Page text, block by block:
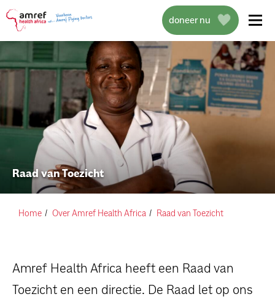
doneer nu
over amref health africa
wat we doen
projecten
help mee
dossiers
Raad van Toezicht
Home Over Amref Health Africa Raad van Toezicht
Amref Health Africa heeft een Raad van
Toezicht en een directie. De Raad let op ons